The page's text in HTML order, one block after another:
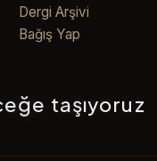
Dergi Arşivi
Bağış Yap
taşıyoruz